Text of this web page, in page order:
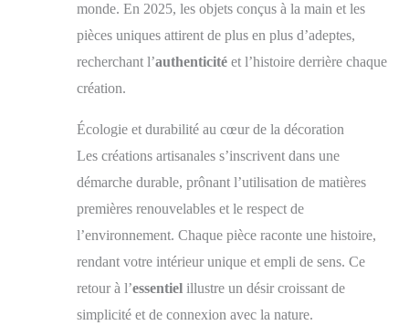
monde. En 2025, les objets conçus à la main et les
pièces uniques attirent de plus en plus d’adeptes,
recherchant l’authenticité et l’histoire derrière chaque
création.
Écologie et durabilité au cœur de la décoration
Les créations artisanales s’inscrivent dans une
démarche durable, prônant l’utilisation de matières
premières renouvelables et le respect de
l’environnement. Chaque pièce raconte une histoire,
rendant votre intérieur unique et empli de sens. Ce
retour à l’essentiel illustre un désir croissant de
simplicité et de connexion avec la nature.